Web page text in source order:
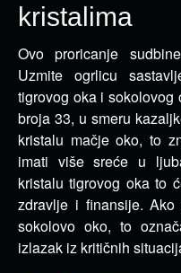
kristalima
Ovo proricanje
Uzmite ogrlicu
tigrovog oka i sokolovog
broja 33, u smeru
kristalu mačje oko, to
imati više sreće u
kristalu tigrovog oka to
zdravlje i finansije.
sokolovo oko, to
izlazak iz kritičnih